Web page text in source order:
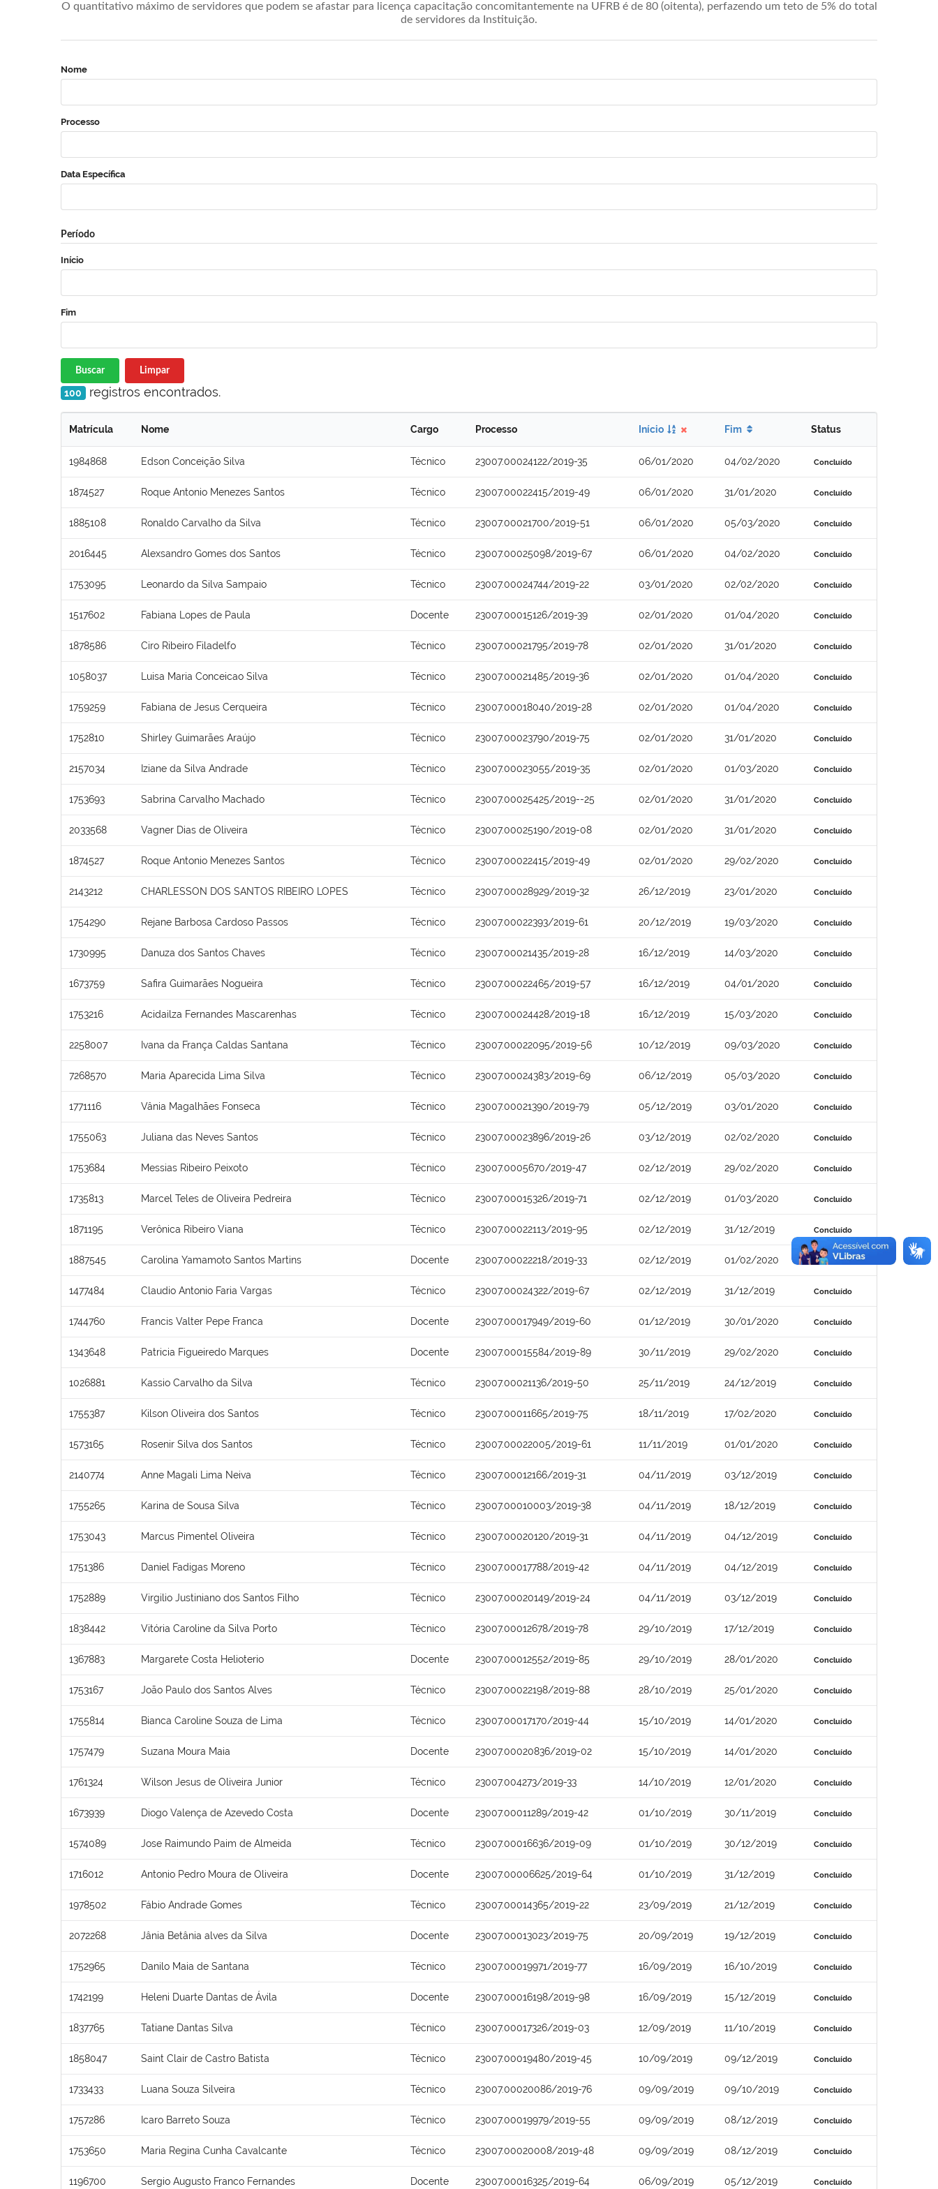
O quantitativo máximo de servidores que podem se afastar para licença capacitação concomitantemente na UFRB é de 80 (oitenta), perfazendo um teto de 5% do total
de servidores da Instituição.
Nome
Processo
Data Específica
Período
Início
Fim
Buscar Limpar
100 registros encontrados.
Matrícula Nome Cargo Processo Início Fim Status
1984868 Edson Conceição Silva Técnico 23007.00024122/2019-35 06/01/2020 04/02/2020 Concluído
1874527 Roque Antonio Menezes Santos Técnico 23007.00022415/2019-49 06/01/2020 31/01/2020 Concluído
1885108 Ronaldo Carvalho da Silva Técnico 23007.00021700/2019-51 06/01/2020 05/03/2020 Concluído
2016445 Alexsandro Gomes dos Santos Técnico 23007.00025098/2019-67 06/01/2020 04/02/2020 Concluído
1753095 Leonardo da Silva Sampaio Técnico 23007.00024744/2019-22 03/01/2020 02/02/2020 Concluído
1517602 Fabiana Lopes de Paula Docente 23007.00015126/2019-39 02/01/2020 01/04/2020 Concluído
1878586 Ciro Ribeiro Filadelfo Técnico 23007.00021795/2019-78 02/01/2020 31/01/2020 Concluído
1058037 Luisa Maria Conceicao Silva Técnico 23007.00021485/2019-36 02/01/2020 01/04/2020 Concluído
1759259 Fabiana de Jesus Cerqueira Técnico 23007.00018040/2019-28 02/01/2020 01/04/2020 Concluído
1752810 Shirley Guimarães Araújo Técnico 23007.00023790/2019-75 02/01/2020 31/01/2020 Concluído
2157034 Iziane da Silva Andrade Técnico 23007.00023055/2019-35 02/01/2020 01/03/2020 Concluído
1753693 Sabrina Carvalho Machado Técnico 23007.00025425/2019--25 02/01/2020 31/01/2020 Concluído
2033568 Vagner Dias de Oliveira Técnico 23007.00025190/2019-08 02/01/2020 31/01/2020 Concluído
1874527 Roque Antonio Menezes Santos Técnico 23007.00022415/2019-49 02/01/2020 29/02/2020 Concluído
2143212 CHARLESSON DOS SANTOS RIBEIRO LOPES Técnico 23007.00028929/2019-32 26/12/2019 23/01/2020 Concluído
1754290 Rejane Barbosa Cardoso Passos Técnico 23007.00022393/2019-61 20/12/2019 19/03/2020 Concluído
1730995 Danuza dos Santos Chaves Técnico 23007.00021435/2019-28 16/12/2019 14/03/2020 Concluído
1673759 Safira Guimarães Nogueira Técnico 23007.00022465/2019-57 16/12/2019 04/01/2020 Concluído
1753216 Acidailza Fernandes Mascarenhas Técnico 23007.00024428/2019-18 16/12/2019 15/03/2020 Concluído
2258007 Ivana da França Caldas Santana Técnico 23007.00022095/2019-56 10/12/2019 09/03/2020 Concluído
7268570 Maria Aparecida Lima Silva Técnico 23007.00024383/2019-69 06/12/2019 05/03/2020 Concluído
1771116 Vânia Magalhães Fonseca Técnico 23007.00021390/2019-79 05/12/2019 03/01/2020 Concluído
1755063 Juliana das Neves Santos Técnico 23007.00023896/2019-26 03/12/2019 02/02/2020 Concluído
1753684 Messias Ribeiro Peixoto Técnico 23007.0005670/2019-47 02/12/2019 29/02/2020 Concluído
1735813 Marcel Teles de Oliveira Pedreira Técnico 23007.00015326/2019-71 02/12/2019 01/03/2020 Concluído
1871195 Verônica Ribeiro Viana Técnico 23007.00022113/2019-95 02/12/2019 31/12/2019 Concluído
1887545 Carolina Yamamoto Santos Martins Docente 23007.00022218/2019-33 02/12/2019 01/02/2020 Concluído
1477484 Claudio Antonio Faria Vargas Técnico 23007.00024322/2019-67 02/12/2019 31/12/2019 Concluído
1744760 Francis Valter Pepe Franca Docente 23007.00017949/2019-60 01/12/2019 30/01/2020 Concluído
1343648 Patricia Figueiredo Marques Docente 23007.00015584/2019-89 30/11/2019 29/02/2020 Concluído
1026881 Kassio Carvalho da Silva Técnico 23007.00021136/2019-50 25/11/2019 24/12/2019 Concluído
1755387 Kilson Oliveira dos Santos Técnico 23007.00011665/2019-75 18/11/2019 17/02/2020 Concluído
1573165 Rosenir Silva dos Santos Técnico 23007.00022005/2019-61 11/11/2019 01/01/2020 Concluído
2140774 Anne Magali Lima Neiva Técnico 23007.00012166/2019-31 04/11/2019 03/12/2019 Concluído
1755265 Karina de Sousa Silva Técnico 23007.00010003/2019-38 04/11/2019 18/12/2019 Concluído
1753043 Marcus Pimentel Oliveira Técnico 23007.00020120/2019-31 04/11/2019 04/12/2019 Concluído
1751386 Daniel Fadigas Moreno Técnico 23007.00017788/2019-42 04/11/2019 04/12/2019 Concluído
1752889 Virgilio Justiniano dos Santos Filho Técnico 23007.00020149/2019-24 04/11/2019 03/12/2019 Concluído
1838442 Vitória Caroline da Silva Porto Técnico 23007.00012678/2019-78 29/10/2019 17/12/2019 Concluído
1367883 Margarete Costa Helioterio Docente 23007.00012552/2019-85 29/10/2019 28/01/2020 Concluído
1753167 João Paulo dos Santos Alves Técnico 23007.00022198/2019-88 28/10/2019 25/01/2020 Concluído
1755814 Bianca Caroline Souza de Lima Técnico 23007.00017170/2019-44 15/10/2019 14/01/2020 Concluído
1757479 Suzana Moura Maia Docente 23007.00020836/2019-02 15/10/2019 14/01/2020 Concluído
1761324 Wilson Jesus de Oliveira Junior Técnico 23007.004273/2019-33 14/10/2019 12/01/2020 Concluído
1673939 Diogo Valença de Azevedo Costa Docente 23007.00011289/2019-42 01/10/2019 30/11/2019 Concluído
1574089 Jose Raimundo Paim de Almeida Técnico 23007.00016636/2019-09 01/10/2019 30/12/2019 Concluído
1716012 Antonio Pedro Moura de Oliveira Docente 23007.00006625/2019-64 01/10/2019 31/12/2019 Concluído
1978502 Fábio Andrade Gomes Técnico 23007.00014365/2019-22 23/09/2019 21/12/2019 Concluído
2072268 Jânia Betânia alves da Silva Docente 23007.00013023/2019-75 20/09/2019 19/12/2019 Concluído
1752965 Danilo Maia de Santana Técnico 23007.00019971/2019-77 16/09/2019 16/10/2019 Concluído
1742199 Heleni Duarte Dantas de Ávila Docente 23007.00016198/2019-98 16/09/2019 15/12/2019 Concluído
1837765 Tatiane Dantas Silva Técnico 23007.00017326/2019-03 12/09/2019 11/10/2019 Concluído
1858047 Saint Clair de Castro Batista Técnico 23007.00019480/2019-45 10/09/2019 09/12/2019 Concluído
1733433 Luana Souza Silveira Técnico 23007.00020086/2019-76 09/09/2019 09/10/2019 Concluído
1757286 Icaro Barreto Souza Técnico 23007.00019979/2019-55 09/09/2019 08/12/2019 Concluído
1753650 Maria Regina Cunha Cavalcante Técnico 23007.00020008/2019-48 09/09/2019 08/12/2019 Concluído
1196700 Sergio Augusto Franco Fernandes Docente 23007.00016325/2019-64 06/09/2019 05/12/2019 Concluído